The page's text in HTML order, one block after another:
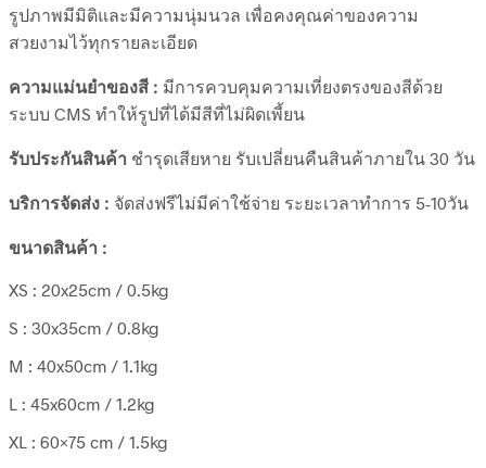
รูปภาพมีมิติและมีความนุ่มนวล เพื่อคงคุณค่าของความ
สวยงามไว้ทุกรายละเอียด
ความแม่นยำของสี : มีการควบคุมความเที่ยงตรงของสีด้วย
ระบบ CMS ทำให้รูปที่ได้มีสีที่ไม่ผิดเพี้ยน
รับประกันสินค้า ชำรุดเสียหาย รับเปลี่ยนคืนสินค้าภายใน 30 วัน
บริการจัดส่ง : จัดส่งฟรีไม่มีค่าใช้จ่าย ระยะเวลาทำการ 5-10วัน
ขนาดสินค้า :
XS : 20x25cm / 0.5kg
S : 30x35cm / 0.8kg
M : 40x50cm / 1.1kg
L : 45x60cm / 1.2kg
XL : 60×75 cm / 1.5kg